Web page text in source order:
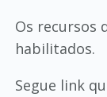
Os recursos
habilitados.
Segue link